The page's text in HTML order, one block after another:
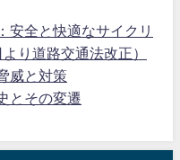
安全と快適なサイクリ
り道路交通法改正）
威と対策
とその変遷